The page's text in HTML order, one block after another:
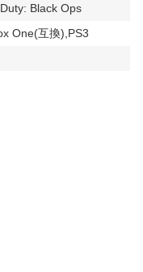
Black Ops
One(互換),PS3